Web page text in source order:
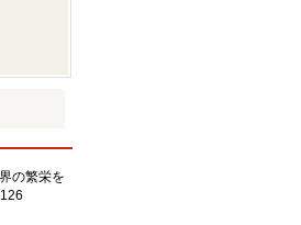
の繁栄を